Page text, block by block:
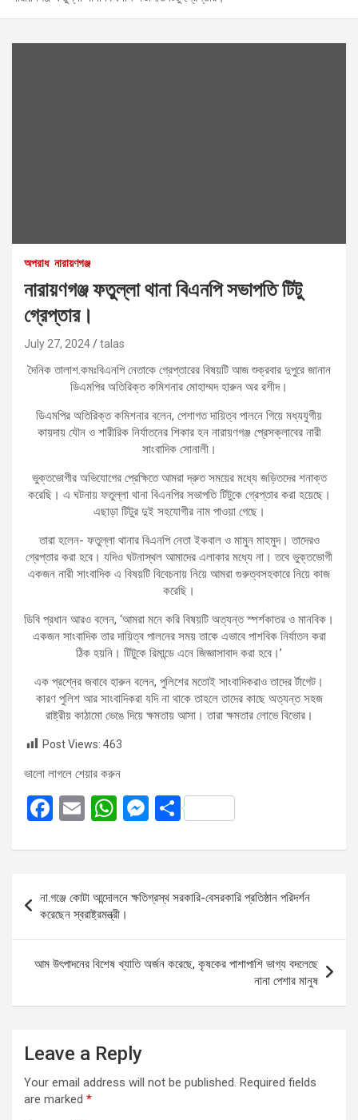
অপরাধ নারায়ণগঞ্জ
নারায়ণগঞ্জ ফতুল্লা থানা বিএনপি সভাপতি টিটু
গ্রেপ্তার।
July 27, 2024 talas
দৈনিক তালাশ.কমঃবিএনপি নেতাকে গ্রেপ্তারের বিষয়টি আজ শুক্রবার দুপুরে জানান
ডিএমপির অতিরিক্ত কমিশনার মোহাম্মদ হারুন অর রশীদ।
ডিএমপির অতিরিক্ত কমিশনার বলেন, পেশাগত দায়িত্ব পালনে গিয়ে মধ্যযুগীয়
কায়দায় যৌন ও শারীরিক নির্যাতনের শিকার হন নারায়ণগঞ্জ প্রেসক্লাবের নারী
সাংবাদিক সোনালী।
ভুক্তভোগীর অভিযোগের প্রেক্ষিতে আমরা দ্রুত সময়ের মধ্যে জড়িতদের শনাক্ত
করেছি। এ ঘটনায় ফতুল্লা থানা বিএনপির সভাপতি টিটুকে গ্রেপ্তার করা হয়েছে।
এছাড়া টিটুর দুই সহযোগীর নাম পাওয়া গেছে।
তারা হলেন- ফতুল্লা থানার বিএনপি নেতা ইকবাল ও মামুন মাহমুদ। তাদেরও
গ্রেপ্তার করা হবে। যদিও ঘটনাস্থল আমাদের এলাকার মধ্যে না। তবে ভুক্তভোগী
একজন নারী সাংবাদিক এ বিষয়টি বিবেচনায় নিয়ে আমরা গুরুত্বসহকারে নিয়ে কাজ
করেছি।
ডিবি প্রধান আরও বলেন, ‘আমরা মনে করি বিষয়টি অত্যন্ত স্পর্শকাতর ও মানবিক।
একজন সাংবাদিক তার দায়িত্ব পালনের সময় তাকে এভাবে পাশবিক নির্যাতন করা
ঠিক হয়নি। টিটুকে রিমান্ডে এনে জিজ্ঞাসাবাদ করা হবে।’
এক প্রশ্নের জবাবে হারুন বলেন, পুলিশের মতোই সাংবাদিকরাও তাদের র্টাগেট।
কারণ পুলিশ আর সাংবাদিকরা যদি না থাকে তাহলে তাদের কাছে অত্যন্ত সহজ
রাষ্ট্রীয় কাঠামো ভেঙে দিয়ে ক্ষমতায় আসা। তারা ক্ষমতার লোভে বিভোর।
Post Views: 463
ভালো লাগলে শেয়ার করুন
F
ce
o
o
k
E
ail
W
at
A
p
p
M
se
g
er
S
ar
navigation
না.গঞ্জে কোটা আন্দোলনে ক্ষতিগ্রস্থ সরকারি-বেসরকারি প্রতিষ্ঠান পরিদর্শন
করেছেন স্বরাষ্ট্রমন্ত্রী।
আম উৎপাদনের বিশেষ খ্যাতি অর্জন করেছে, কৃষকের পাশাপাশি ভাগ্য বদলেছে
নানা পেশার মানুষ
Leave a Reply
Your email address will not be published. Required fields
are marked *